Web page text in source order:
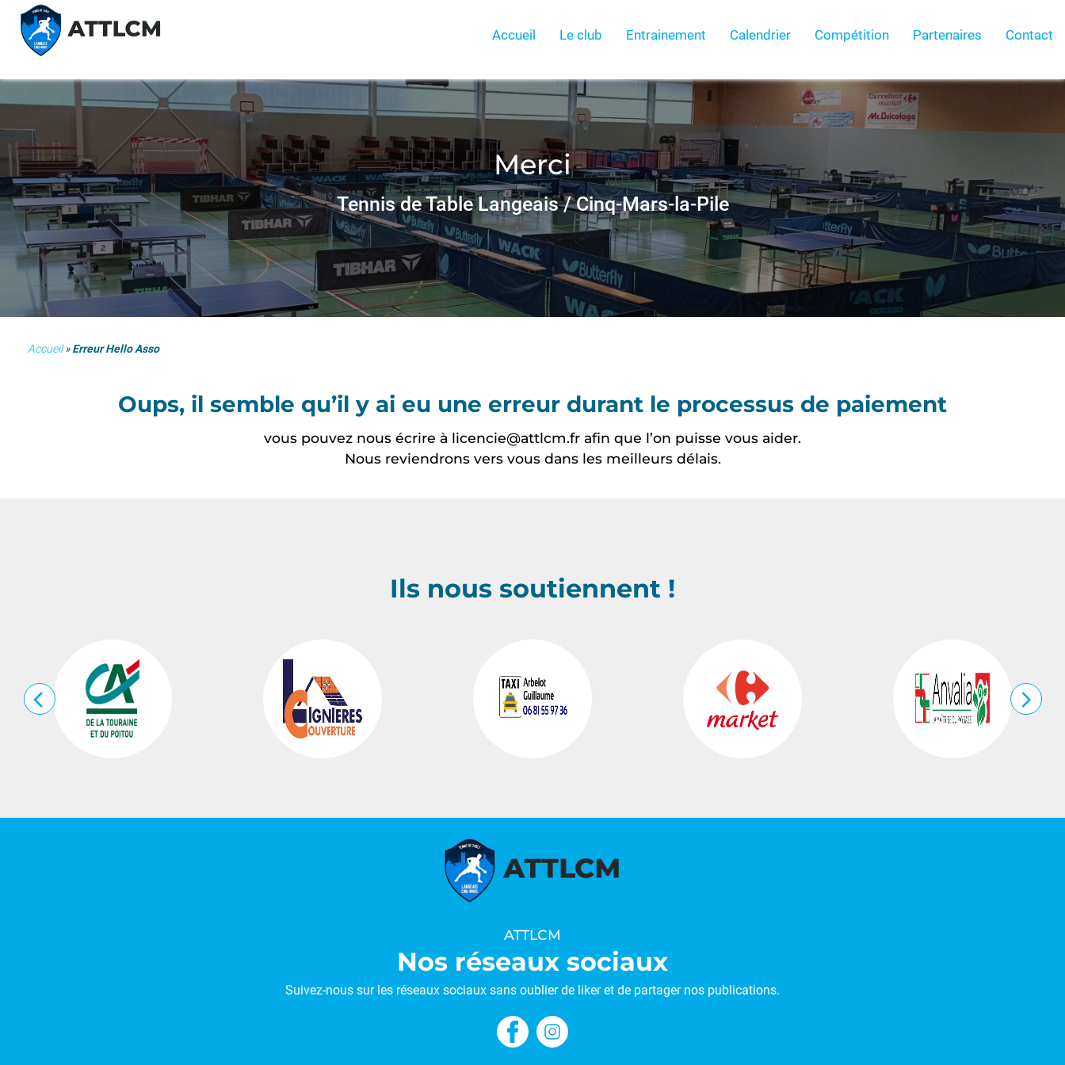
Accueil Le club Entrainement Calendrier Compétition Partenaires Contact
Merci
Tennis de Table Langeais / Cinq-Mars-la-Pile
Accueil»Erreur Hello Asso
Oups, il semble qu’il y ai eu une erreur durant le processus de paiement
vous pouvez nous écrire à licencie@attlcm.fr afin que l’on puisse vous aider.
Nous reviendrons vers vous dans les meilleurs délais.
Ils nous soutiennent !
ATTLCM
Nos réseaux sociaux
Suivez-nous sur les réseaux sociaux sans oublier de liker et de partager nos publications.